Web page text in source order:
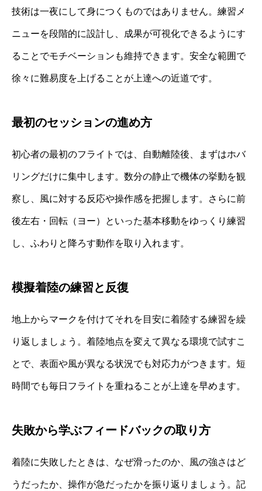
技術は一夜にして身につくものではありません。練習メ
ニューを段階的に設計し、成果が可視化できるようにす
ることでモチベーションも維持できます。安全な範囲で
徐々に難易度を上げることが上達への近道です。
最初のセッションの進め方
初心者の最初のフライトでは、自動離陸後、まずはホバ
リングだけに集中します。数分の静止で機体の挙動を観
察し、風に対する反応や操作感を把握します。さらに前
後左右・回転（ヨー）といった基本移動をゆっくり練習
し、ふわりと降ろす動作を取り入れます。
模擬着陸の練習と反復
地上からマークを付けてそれを目安に着陸する練習を繰
り返しましょう。着陸地点を変えて異なる環境で試すこ
とで、表面や風が異なる状況でも対応力がつきます。短
時間でも毎日フライトを重ねることが上達を早めます。
失敗から学ぶフィードバックの取り方
着陸に失敗したときは、なぜ滑ったのか、風の強さはど
うだったか、操作が急だったかを振り返りましょう。記